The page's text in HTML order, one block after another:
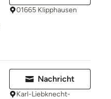
01665 Klipphausen
Nachricht
Karl-Liebknecht-